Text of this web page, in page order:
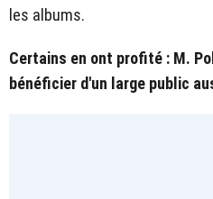
les albums.
Certains en ont profité : M.
bénéficier d'un large public